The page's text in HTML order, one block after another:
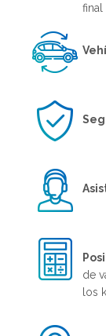
final
de
los